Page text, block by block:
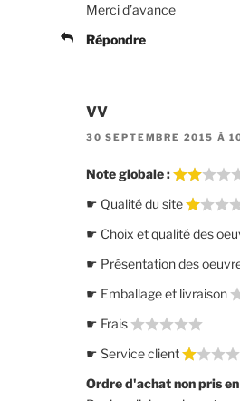
Merci d’avance
Répondre
VV
30 SEPTEMBRE 2015 À
Note globale :
☛ Qualité du site
☛ Choix et qualité des
☛ Présentation des
☛ Emballage et livraison
☛ Frais
☛ Service client
Ordre d'achat non pris